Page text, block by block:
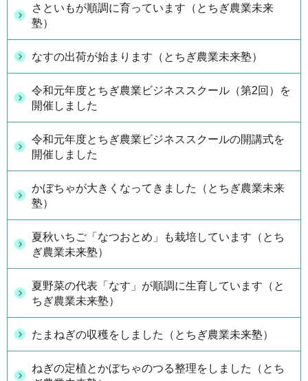
さといもが順調に育っています（とちぎ農業未来
塾）
なすの出荷が始まります（とちぎ農業未来塾）
令和元年度とちぎ農業ビジネススクール（第2回）を
開催しました
令和元年度とちぎ農業ビジネススクールの開講式を
開催しました
かぼちゃが大きくなってきました（とちぎ農業未来
塾）
夏秋いちご「なつおとめ」も栽培しています（とち
ぎ農業未来塾）
夏野菜の代表「なす」が順調に生育しています（と
ちぎ農業未来塾）
たまねぎの収穫をしました（とちぎ農業未来塾）
ねぎの定植とかぼちゃのつる整理をしました（とち